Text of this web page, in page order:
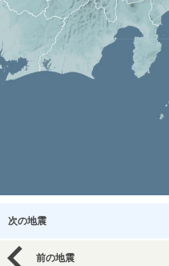
次の地震
前の地震